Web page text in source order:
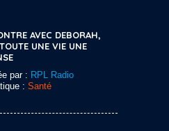
AVEC DEBORAH,
UNE VIE UNE
par : RPL Radio
: Santé